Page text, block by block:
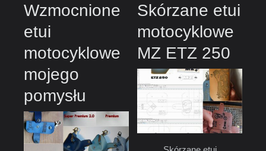
Wzmocnione
etui
motocyklowe
mojego
pomysłu
Skórzane etui
motocyklowe
MZ ETZ 250